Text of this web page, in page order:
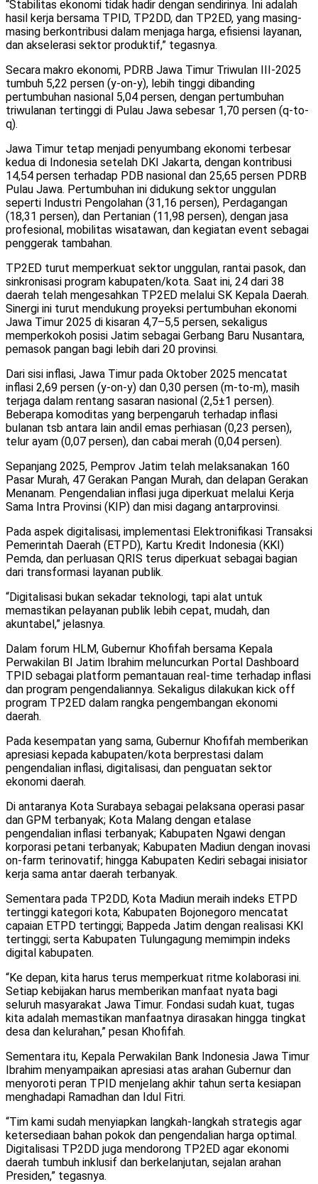
“Stabilitas ekonomi tidak hadir dengan sendirinya. Ini adalah
hasil kerja bersama TPID, TP2DD, dan TP2ED, yang masing-
masing berkontribusi dalam menjaga harga, efisiensi layanan,
dan akselerasi sektor produktif,” tegasnya.
Secara makro ekonomi, PDRB Jawa Timur Triwulan III-2025
tumbuh 5,22 persen (y-on-y), lebih tinggi dibanding
pertumbuhan nasional 5,04 persen, dengan pertumbuhan
triwulanan tertinggi di Pulau Jawa sebesar 1,70 persen (q-to-
q).
Jawa Timur tetap menjadi penyumbang ekonomi terbesar
kedua di Indonesia setelah DKI Jakarta, dengan kontribusi
14,54 persen terhadap PDB nasional dan 25,65 persen PDRB
Pulau Jawa. Pertumbuhan ini didukung sektor unggulan
seperti Industri Pengolahan (31,16 persen), Perdagangan
(18,31 persen), dan Pertanian (11,98 persen), dengan jasa
profesional, mobilitas wisatawan, dan kegiatan event sebagai
penggerak tambahan.
TP2ED turut memperkuat sektor unggulan, rantai pasok, dan
sinkronisasi program kabupaten/kota. Saat ini, 24 dari 38
daerah telah mengesahkan TP2ED melalui SK Kepala Daerah.
Sinergi ini turut mendukung proyeksi pertumbuhan ekonomi
Jawa Timur 2025 di kisaran 4,7–5,5 persen, sekaligus
memperkokoh posisi Jatim sebagai Gerbang Baru Nusantara,
pemasok pangan bagi lebih dari 20 provinsi.
Dari sisi inflasi, Jawa Timur pada Oktober 2025 mencatat
inflasi 2,69 persen (y-on-y) dan 0,30 persen (m-to-m), masih
terjaga dalam rentang sasaran nasional (2,5±1 persen).
Beberapa komoditas yang berpengaruh terhadap inflasi
bulanan tsb antara lain andil emas perhiasan (0,23 persen),
telur ayam (0,07 persen), dan cabai merah (0,04 persen).
Sepanjang 2025, Pemprov Jatim telah melaksanakan 160
Pasar Murah, 47 Gerakan Pangan Murah, dan delapan Gerakan
Menanam. Pengendalian inflasi juga diperkuat melalui Kerja
Sama Intra Provinsi (KIP) dan misi dagang antarprovinsi.
Pada aspek digitalisasi, implementasi Elektronifikasi Transaksi
Pemerintah Daerah (ETPD), Kartu Kredit Indonesia (KKI)
Pemda, dan perluasan QRIS terus diperkuat sebagai bagian
dari transformasi layanan publik.
“Digitalisasi bukan sekadar teknologi, tapi alat untuk
memastikan pelayanan publik lebih cepat, mudah, dan
akuntabel,” jelasnya.
Dalam forum HLM, Gubernur Khofifah bersama Kepala
Perwakilan BI Jatim Ibrahim meluncurkan Portal Dashboard
TPID sebagai platform pemantauan real-time terhadap inflasi
dan program pengendaliannya. Sekaligus dilakukan kick off
program TP2ED dalam rangka pengembangan ekonomi
daerah.
Pada kesempatan yang sama, Gubernur Khofifah memberikan
apresiasi kepada kabupaten/kota berprestasi dalam
pengendalian inflasi, digitalisasi, dan penguatan sektor
ekonomi daerah.
Di antaranya Kota Surabaya sebagai pelaksana operasi pasar
dan GPM terbanyak; Kota Malang dengan etalase
pengendalian inflasi terbanyak; Kabupaten Ngawi dengan
korporasi petani terbanyak; Kabupaten Madiun dengan inovasi
on-farm terinovatif; hingga Kabupaten Kediri sebagai inisiator
kerja sama antar daerah terbanyak.
Sementara pada TP2DD, Kota Madiun meraih indeks ETPD
tertinggi kategori kota; Kabupaten Bojonegoro mencatat
capaian ETPD tertinggi; Bappeda Jatim dengan realisasi KKI
tertinggi; serta Kabupaten Tulungagung memimpin indeks
digital kabupaten.
“Ke depan, kita harus terus memperkuat ritme kolaborasi ini.
Setiap kebijakan harus memberikan manfaat nyata bagi
seluruh masyarakat Jawa Timur. Fondasi sudah kuat, tugas
kita adalah memastikan manfaatnya dirasakan hingga tingkat
desa dan kelurahan,” pesan Khofifah.
Sementara itu, Kepala Perwakilan Bank Indonesia Jawa Timur
Ibrahim menyampaikan apresiasi atas arahan Gubernur dan
menyoroti peran TPID menjelang akhir tahun serta kesiapan
menghadapi Ramadhan dan Idul Fitri.
“Tim kami sudah menyiapkan langkah-langkah strategis agar
ketersediaan bahan pokok dan pengendalian harga optimal.
Digitalisasi TP2DD juga mendorong TP2ED agar ekonomi
daerah tumbuh inklusif dan berkelanjutan, sejalan arahan
Presiden,” tegasnya.